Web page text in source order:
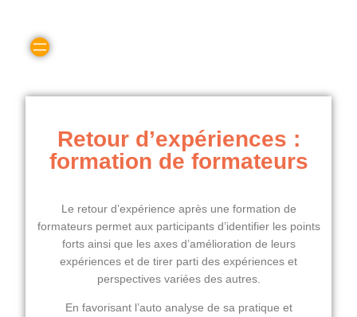
Retour d’expériences :
formation de formateurs
Le retour d’expérience après une formation de
formateurs permet aux participants d’identifier les points
forts ainsi que les axes d’amélioration de leurs
expériences et de tirer parti des expériences et
perspectives variées des autres.
En favorisant l’auto analyse de sa pratique et